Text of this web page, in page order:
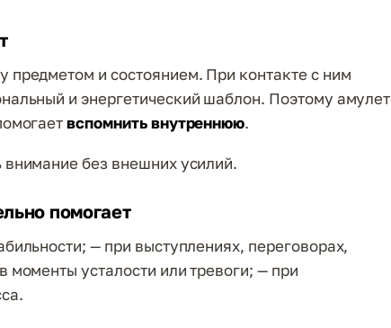
предметом и состоянием. При контакте с ним
и энергетический шаблон. Поэтому амулет
вспомнить внутреннюю.
внимание без внешних усилий.
помогает
— при выступлениях, переговорах,
моменты усталости или тревоги; — при